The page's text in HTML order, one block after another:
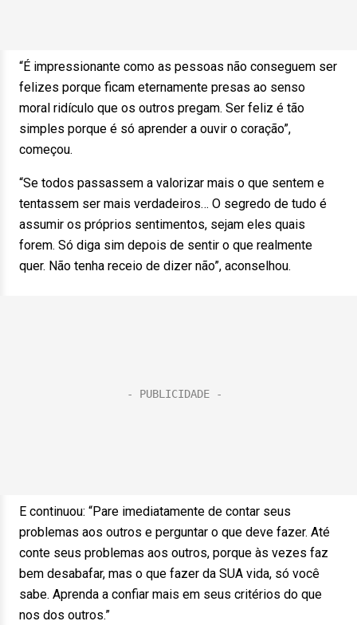
“É impressionante como as pessoas não conseguem ser
felizes porque ficam eternamente presas ao senso
moral ridículo que os outros pregam. Ser feliz é tão
simples porque é só aprender a ouvir o coração”,
começou.
“Se todos passassem a valorizar mais o que sentem e
tentassem ser mais verdadeiros… O segredo de tudo é
assumir os próprios sentimentos, sejam eles quais
forem. Só diga sim depois de sentir o que realmente
quer. Não tenha receio de dizer não”, aconselhou.
E continuou: “Pare imediatamente de contar seus
problemas aos outros e perguntar o que deve fazer. Até
conte seus problemas aos outros, porque às vezes faz
bem desabafar, mas o que fazer da SUA vida, só você
sabe. Aprenda a confiar mais em seus critérios do que
nos dos outros.”